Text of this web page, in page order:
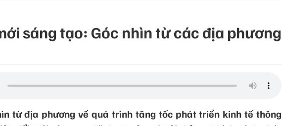
sáng tạo: Góc nhìn từ các địa phương
từ địa phương về quá trình tăng tốc phát triển kinh tế thông